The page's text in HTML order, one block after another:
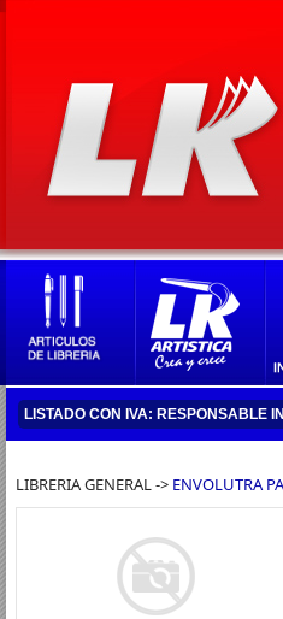
LISTADO CON IVA: RESPONSABLE
LIBRERIA GENERAL -> ENVOLUTRA